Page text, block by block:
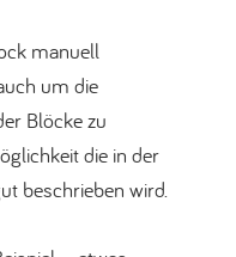
manuell
um die
Blöcke zu
die in der
beschrieben wird.